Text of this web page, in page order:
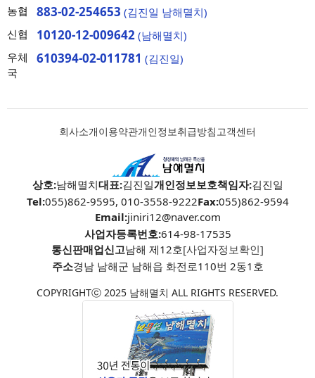
농협
883-02-254653 (김진일 남해멸치)
신협
10120-12-009642 (남해멸치)
우체
국
610394-02-011781 (김진일)
회사소개이용약관개인정보취급방침고객센터
상호:남해멸치대표:김진일개인정보보호책임자:김진일
Tel:055)862-9595, 010-3558-9222Fax:055)862-9594
Email:jiniri12@naver.com
사업자등록번호:614-98-17535
통신판매업신고남해 제12호[사업자정보확인]
주소경남 남해군 남해읍 화전로110번 2동1호
COPYRIGHTⓒ 2025 남해멸치 ALL RIGHTS RESERVED.